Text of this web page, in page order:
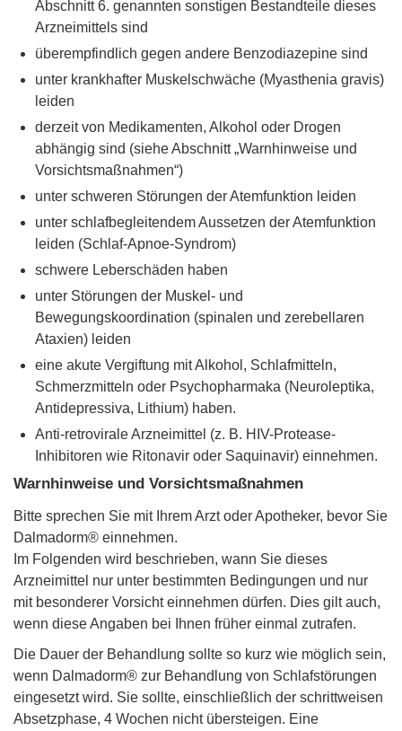
Abschnitt 6. genannten sonstigen Bestandteile dieses
Arzneimittels sind
überempfindlich gegen andere Benzodiazepine sind
unter krankhafter Muskelschwäche (Myasthenia gravis)
leiden
derzeit von Medikamenten, Alkohol oder Drogen
abhängig sind (siehe Abschnitt „Warnhinweise und
Vorsichtsmaßnahmen“)
unter schweren Störungen der Atemfunktion leiden
unter schlafbegleitendem Aussetzen der Atemfunktion
leiden (Schlaf-Apnoe-Syndrom)
schwere Leberschäden haben
unter Störungen der Muskel- und
Bewegungskoordination (spinalen und zerebellaren
Ataxien) leiden
eine akute Vergiftung mit Alkohol, Schlafmitteln,
Schmerzmitteln oder Psychopharmaka (Neuroleptika,
Antidepressiva, Lithium) haben.
Anti-retrovirale Arzneimittel (z. B. HIV-Protease-
Inhibitoren wie Ritonavir oder Saquinavir) einnehmen.
Warnhinweise und Vorsichtsmaßnahmen
Bitte sprechen Sie mit Ihrem Arzt oder Apotheker, bevor Sie
Dalmadorm® einnehmen.
Im Folgenden wird beschrieben, wann Sie dieses
Arzneimittel nur unter bestimmten Bedingungen und nur
mit besonderer Vorsicht einnehmen dürfen. Dies gilt auch,
wenn diese Angaben bei Ihnen früher einmal zutrafen.
Die Dauer der Behandlung sollte so kurz wie möglich sein,
wenn Dalmadorm® zur Behandlung von Schlafstörungen
eingesetzt wird. Sie sollte, einschließlich der schrittweisen
Absetzphase, 4 Wochen nicht übersteigen. Eine